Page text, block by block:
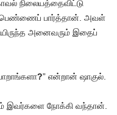
நிலையத்தைவிட்டு
பெண்ணைப் பார்த்தான். அவள்
அனைவரும் இதைப்
?” என்றான் ஷாகுல்.
இவர்களை நோக்கி வந்தான்.